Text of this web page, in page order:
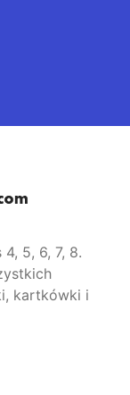
5, 6, 7, 8.
kartkówki i